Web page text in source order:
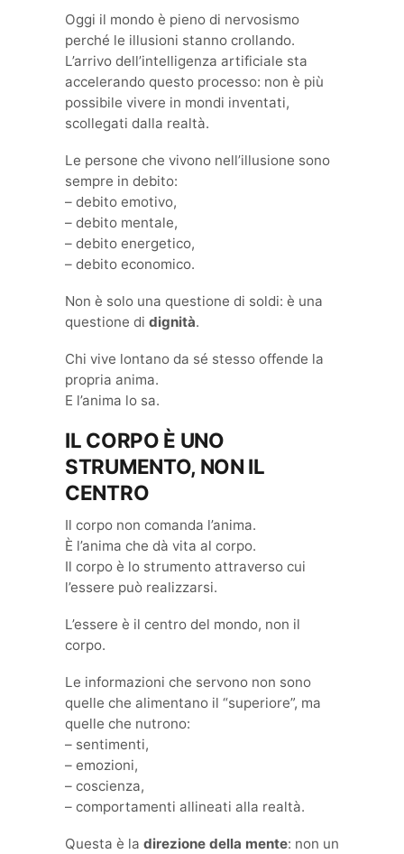
Oggi il mondo è pieno di nervosismo
perché le illusioni stanno crollando.
L’arrivo dell’intelligenza artificiale sta
accelerando questo processo: non è più
possibile vivere in mondi inventati,
scollegati dalla realtà.
Le persone che vivono nell’illusione sono
sempre in debito:
– debito emotivo,
– debito mentale,
– debito energetico,
– debito economico.
Non è solo una questione di soldi: è una
questione di dignità.
Chi vive lontano da sé stesso offende la
propria anima.
E l’anima lo sa.
IL CORPO È UNO
STRUMENTO, NON IL
CENTRO
Il corpo non comanda l’anima.
È l’anima che dà vita al corpo.
Il corpo è lo strumento attraverso cui
l’essere può realizzarsi.
L’essere è il centro del mondo, non il
corpo.
Le informazioni che servono non sono
quelle che alimentano il “superiore”, ma
quelle che nutrono:
– sentimenti,
– emozioni,
– coscienza,
– comportamenti allineati alla realtà.
Questa è la direzione della mente: non un